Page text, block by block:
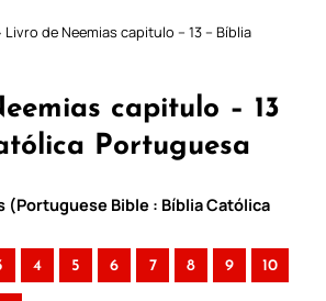
Livro de Neemias capitulo – 13 – Bíblia
capitulo – 13
Portuguesa
(Portuguese Bible : Bíblia Católica
4 5 6 7 8 9 10